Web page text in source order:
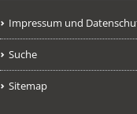
Impressum und
Suche
Sitemap